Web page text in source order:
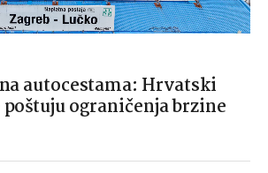
autocestama: Hrvatski
ograničenja brzine